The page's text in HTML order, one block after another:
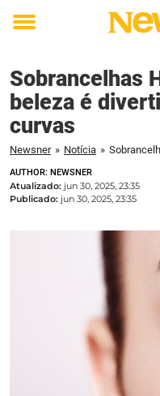
Toggle
Sobrancelhas
beleza é
curvas
Newsner » Notícia »
AUTHOR: NEWSNER
Atualizado: jun 30, 2025, 23:35
Publicado: jun 30, 2025, 23:35